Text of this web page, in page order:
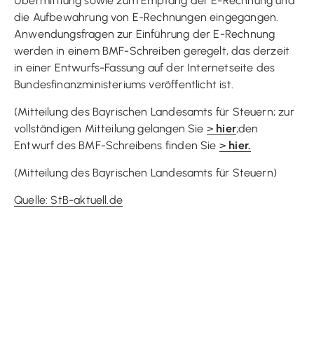
die Aufbewahrung von E-Rechnungen eingegangen.
Anwendungsfragen zur Einführung der E-Rechnung
werden in einem BMF-Schreiben geregelt, das derzeit
in einer Entwurfs-Fassung auf der Internetseite des
Bundesfinanzministeriums veröffentlicht ist.
(Mitteilung des Bayrischen Landesamts für Steuern; zur
vollständigen Mitteilung gelangen Sie > hier;den
Entwurf des BMF-Schreibens finden Sie > hier.
(Mitteilung des Bayrischen Landesamts für Steuern)
Quelle: StB-aktuell.de